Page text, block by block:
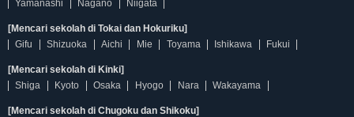
Yamanashi
Nagano Niigata
[Mencari sekolah di Tokai dan Hokuriku]
Gifu
Shizuoka Aichi Mie Toyama Ishikawa Fukui
[Mencari sekolah di Kinki]
Shiga
Kyoto Osaka Hyogo Nara Wakayama
[Mencari sekolah di Chugoku dan Shikoku]